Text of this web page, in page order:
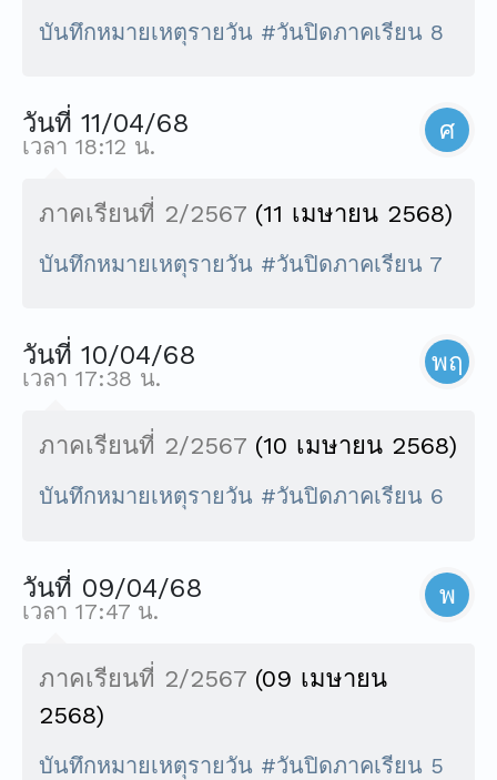
บันทึกหมายเหตุรายวัน #วันปิดภาคเรียน 8
วันที่ 11/04/68
เวลา 18:12 น.
ศ
ภาคเรียนที่ 2/2567 (11 เมษายน 2568)
บันทึกหมายเหตุรายวัน #วันปิดภาคเรียน 7
วันที่ 10/04/68
เวลา 17:38 น.
พฤ
ภาคเรียนที่ 2/2567 (10 เมษายน 2568)
บันทึกหมายเหตุรายวัน #วันปิดภาคเรียน 6
วันที่ 09/04/68
เวลา 17:47 น.
พ
ภาคเรียนที่ 2/2567 (09 เมษายน
2568)
บันทึกหมายเหตุรายวัน #วันปิดภาคเรียน 5